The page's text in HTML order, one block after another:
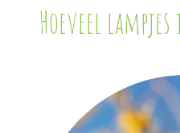
Hoeveel